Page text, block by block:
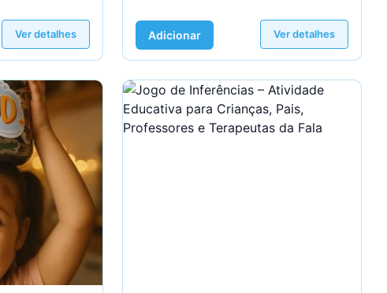
Ver detalhes Adicionar Ver detalhes